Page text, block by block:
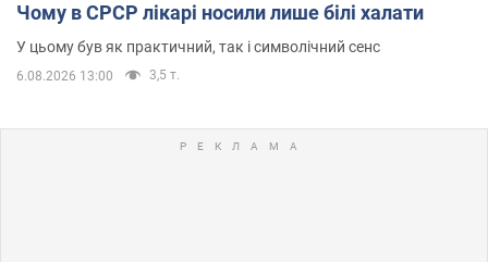
Чому в СРСР лікарі носили лише білі халати
У цьому був як практичний, так і символічний сенс
6.08.2026 13:00 3,5 т.